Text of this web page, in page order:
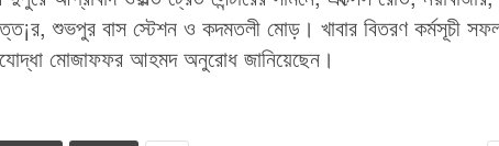
শুভপুর বাস স্টেশন ও কদমতলী মোড়। খাবার বিতরণ কর্মসূচী
মোজাফফর আহমদ অনুরোধ জানিয়েছেন।